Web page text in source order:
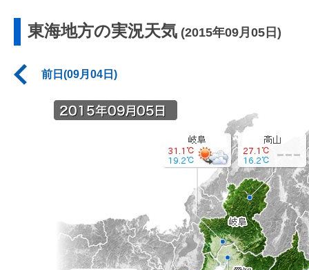
東海地方の実況天気 (2015年09月05日)
前日(09月04日)